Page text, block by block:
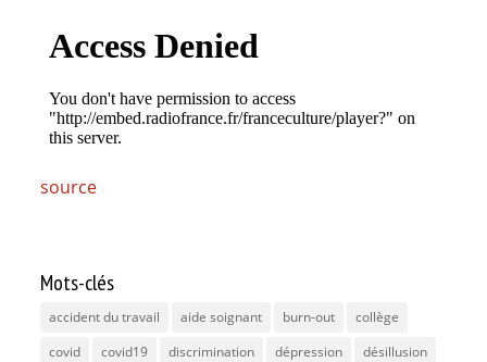
source
Mots-clés
accident du travail aide soignant burn-out
collège
covid
covid19 discrimination dépression
désillusion